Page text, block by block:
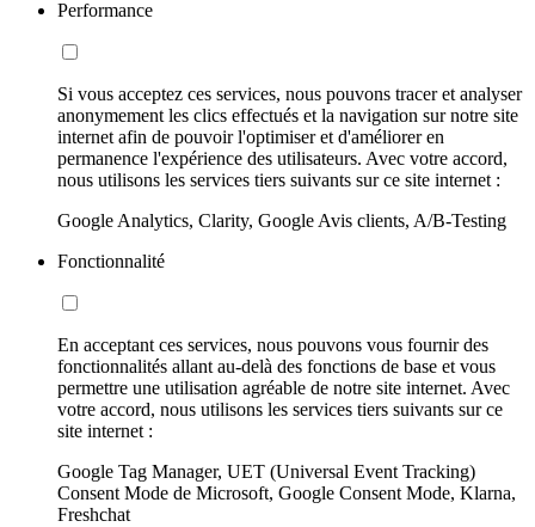
Performance
Si vous acceptez ces services, nous pouvons tracer et analyser
anonymement les clics effectués et la navigation sur notre site
internet afin de pouvoir l'optimiser et d'améliorer en
permanence l'expérience des utilisateurs. Avec votre accord,
nous utilisons les services tiers suivants sur ce site internet :
Google Analytics, Clarity, Google Avis clients, A/B-Testing
Fonctionnalité
En acceptant ces services, nous pouvons vous fournir des
fonctionnalités allant au-delà des fonctions de base et vous
permettre une utilisation agréable de notre site internet. Avec
votre accord, nous utilisons les services tiers suivants sur ce
site internet :
Google Tag Manager, UET (Universal Event Tracking)
Consent Mode de Microsoft, Google Consent Mode, Klarna,
Freshchat